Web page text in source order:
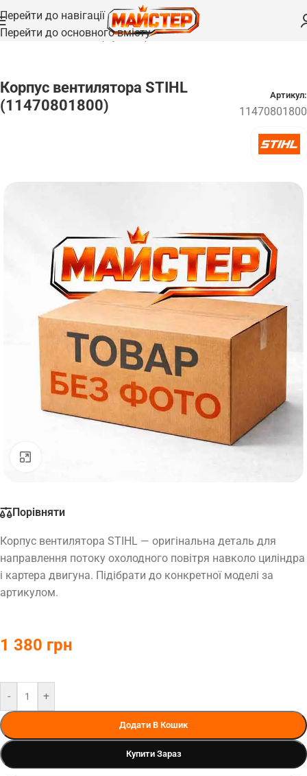
Перейти до навігації
Перейти до основного вмісту
Головна /Запчастини/Корпуси та кришки
Корпус вентилятора STIHL
(11470801800)
Артикул:
11470801800
Порівняти
Корпус вентилятора STIHL — оригінальна деталь для
направлення потоку охолодного повітря навколо циліндра
і картера двигуна. Підібрати до конкретної моделі за
артикулом.
1 380 грн
- +
Додати В Кошик
Купити Зараз